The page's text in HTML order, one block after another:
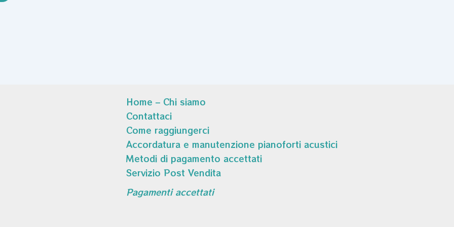
Home – Chi siamo
Contattaci
Come raggiungerci
Accordatura e manutenzione pianoforti acustici
Metodi di pagamento accettati
Servizio Post Vendita
Pagamenti accettati